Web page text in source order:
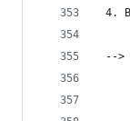
4.
-->